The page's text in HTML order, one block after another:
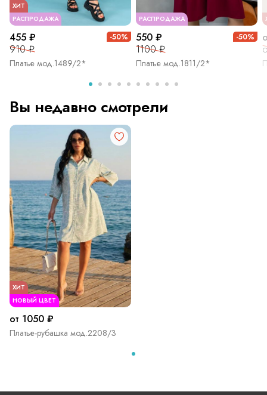
РАСПРОДАЖА
ХИТ
455 ₽
910 ₽
-50%
Платье мод.1489/2*
РАСПРОДАЖА
550 ₽
1100 ₽
-50%
Платье мод.1811/2*
Вы недавно смотрели
НОВЫЙ ЦВЕТ
ХИТ
от 1050 ₽
Платье-рубашка мод.2208/3